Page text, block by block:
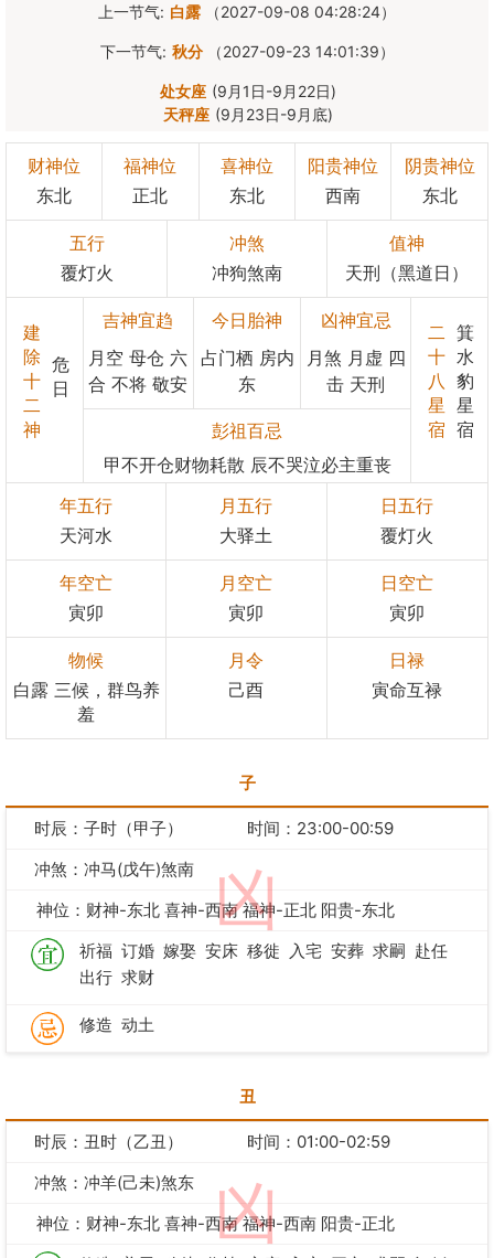
上一节气: 白露 （2027-09-08 04:28:24）
下一节气: 秋分 （2027-09-23 14:01:39）
处女座 (9月1日-9月22日)
天秤座 (9月23日-9月底)
财神位
东北
福神位
正北
喜神位
东北
阳贵神位
西南
阴贵神位
东北
五行
覆灯火
冲煞
冲狗煞南
值神
天刑（黑道日）
建
除
十
二
神
危
日
吉神宜趋
月空 母仓 六
合 不将 敬安
今日胎神
占门栖 房内
东
凶神宜忌
月煞 月虚 四
击 天刑
彭祖百忌
甲不开仓财物耗散 辰不哭泣必主重丧
二
十
八
星
宿
箕
水
豹
星
宿
年五行
天河水
月五行
大驿土
日五行
覆灯火
年空亡
寅卯
月空亡
寅卯
日空亡
寅卯
物候
白露 三候，群鸟养
羞
月令
己酉
日禄
寅命互禄
子
凶
时辰：子时（甲子）
时间：23:00-00:59
冲煞：冲马(戊午)煞南
神位：财神-东北 喜神-西南 福神-正北 阳贵-东北
祈福 订婚 嫁娶 安床 移徙 入宅 安葬 求嗣 赴任
出行 求财
修造 动土
丑
凶
时辰：丑时（乙丑）
时间：01:00-02:59
冲煞：冲羊(己未)煞东
神位：财神-东北 喜神-西南 福神-西南 阳贵-正北